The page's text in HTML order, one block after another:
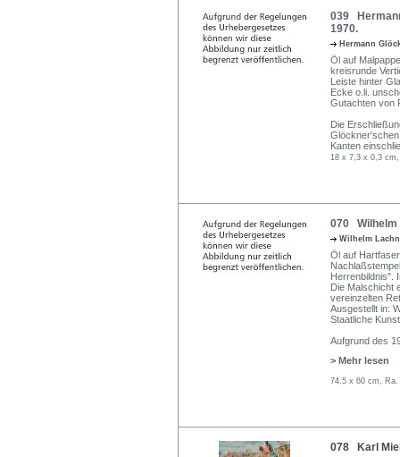
039
1970.
Hermann
Öl auf
kreisrunde
Leiste hinter
Ecke o.li.
Gutachten von
Die
Kanten
18 x 7,3 x 0,3
070 Wilhelm
Wilhelm
Öl auf
Herrenbildnis".
Die Malschicht
vereinzelten
Ausgestellt in:
Staatliche
Aufgrund des
> Mehr lesen
74,5 x 60 cm,
078 Karl